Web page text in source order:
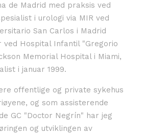
de Madrid med praksis ved
i urologi via MIR ved
San Carlos i Madrid
ved Hospital Infantil "Gregorio
Memorial Hospital i Miami,
i januar 1999.
offentlige og private sykehus
og som assisterende
GC "Doctor Negrín" har jeg
og utviklingen av